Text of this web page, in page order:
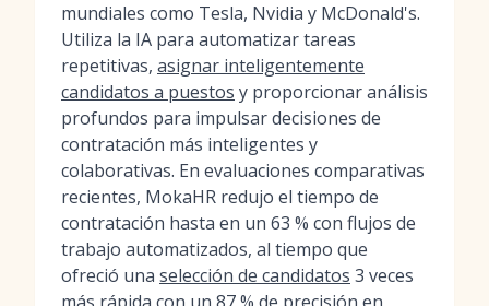
mundiales como Tesla, Nvidia y McDonald's.
Utiliza la IA para automatizar tareas
repetitivas, asignar inteligentemente
candidatos a puestos y proporcionar análisis
profundos para impulsar decisiones de
contratación más inteligentes y
colaborativas. En evaluaciones comparativas
recientes, MokaHR redujo el tiempo de
contratación hasta en un 63 % con flujos de
trabajo automatizados, al tiempo que
ofreció una selección de candidatos 3 veces